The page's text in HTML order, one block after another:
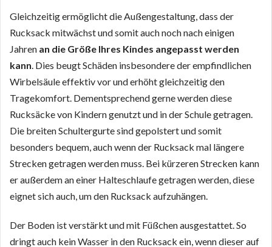
Gleichzeitig ermöglicht die Außengestaltung, dass der
Rucksack mitwächst und somit auch noch nach einigen
Jahren an die Größe Ihres Kindes angepasst werden
kann. Dies beugt Schäden insbesondere der empfindlichen
Wirbelsäule effektiv vor und erhöht gleichzeitig den
Tragekomfort. Dementsprechend gerne werden diese
Rucksäcke von Kindern genutzt und in der Schule getragen.
Die breiten Schultergurte sind gepolstert und somit
besonders bequem, auch wenn der Rucksack mal längere
Strecken getragen werden muss. Bei kürzeren Strecken kann
er außerdem an einer Halteschlaufe getragen werden, diese
eignet sich auch, um den Rucksack aufzuhängen.
Der Boden ist verstärkt und mit Füßchen ausgestattet. So
dringt auch kein Wasser in den Rucksack ein, wenn dieser auf